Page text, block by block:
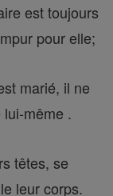
est toujours
pour elle;
marié, il ne
même .
têtes, se
leur corps.